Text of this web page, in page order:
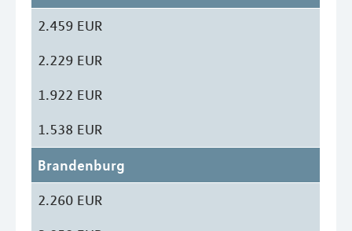
2.459 EUR
2.229 EUR
1.922 EUR
1.538 EUR
Brandenburg
2.260 EUR